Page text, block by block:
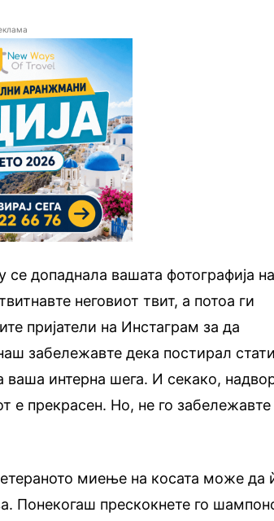
се допаднала вашата фотографија
неговиот твит, а потоа ги
пријатели на Инстаграм за да
забележавте дека постирал
ваша интерна шега. И секако,
е прекрасен. Но, не го забележавте
миење на косата може да
Понекогаш прескокнете го